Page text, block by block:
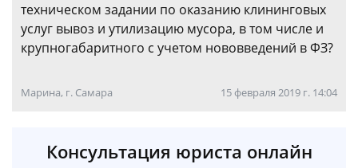
техническом задании по оказанию клининговых
услуг вывоз и утилизацию мусора, в том числе и
крупногабаритного с учетом нововведений в ФЗ?
Марина, г. Самара 15 февраля 2019 г. 14:04
Консультация юриста онлайн